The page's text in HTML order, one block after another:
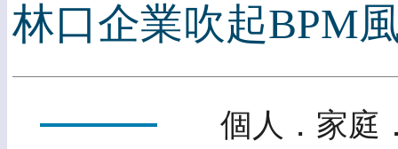
林口企業吹起BPM
個人．家庭